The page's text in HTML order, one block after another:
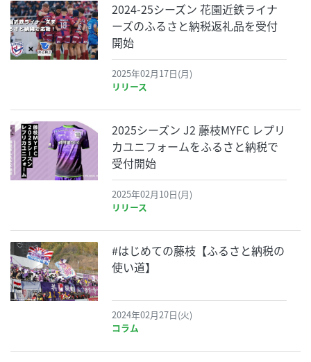
2024-25シーズン 花園近鉄ライナ
ーズのふるさと納税返礼品を受付
開始
リリース
2025年02月17日(月)
2025シーズン J2 藤枝MYFC レプリ
カユニフォームをふるさと納税で
受付開始
リリース
2025年02月10日(月)
#はじめての藤枝【ふるさと納税の
使い道】
コラム
2024年02月27日(火)